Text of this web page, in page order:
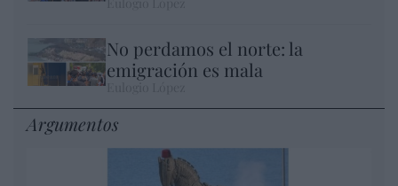
No perdamos el norte: la
emigración es mala
Argumentos